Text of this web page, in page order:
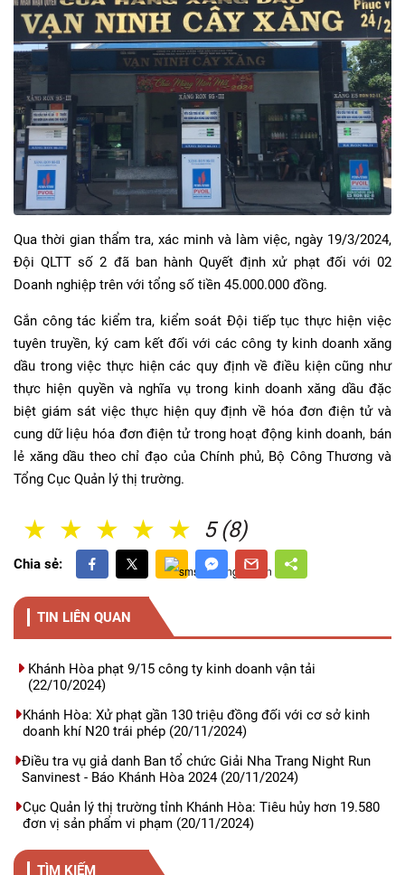
Qua thời gian thẩm tra, xác minh và làm việc, ngày 19/3/2024,
Đội QLTT số 2 đã ban hành Quyết định xử phạt đối với 02
Doanh nghiệp trên với tổng số tiền 45.000.000 đồng.
Gắn công tác kiểm tra, kiểm soát Đội tiếp tục thực hiện việc
tuyên truyền, ký cam kết đối với các công ty kinh doanh xăng
dầu trong việc thực hiện các quy định về điều kiện cũng như
thực hiện quyền và nghĩa vụ trong kinh doanh xăng dầu đặc
biệt giám sát việc thực hiện quy định về hóa đơn điện tử và
cung dữ liệu hóa đơn điện tử trong hoạt động kinh doanh, bán
lẻ xăng dầu theo chỉ đạo của Chính phủ, Bộ Công Thương và
Tổng Cục Quản lý thị trường.
5 (8)
5 Sao
4 Sao
3 Sao
2 Sao
1 Sao
Chia sẻ:
TIN LIÊN QUAN
Khánh Hòa phạt 9/15 công ty kinh doanh vận tải
(22/10/2024)
Khánh Hòa: Xử phạt gần 130 triệu đồng đối với cơ sở kinh
doanh khí N20 trái phép (20/11/2024)
Điều tra vụ giả danh Ban tổ chức Giải Nha Trang Night Run
Sanvinest - Báo Khánh Hòa 2024(20/11/2024)
Cục Quản lý thị trường tỉnh Khánh Hòa: Tiêu hủy hơn 19.580
đơn vị sản phẩm vi phạm(20/11/2024)
TÌM KIẾM